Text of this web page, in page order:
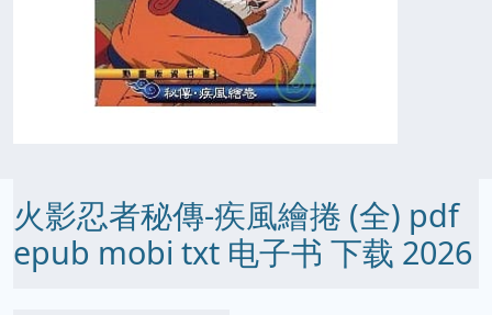
火影忍者秘傳-疾風繪捲 (全) pdf
epub mobi txt 电子书 下载 2026